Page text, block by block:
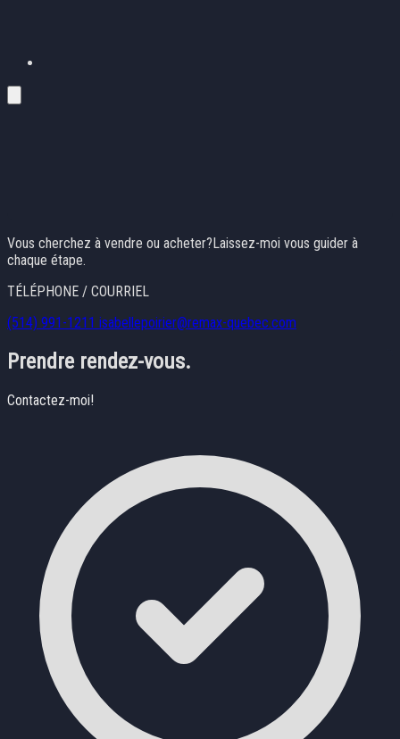
Vous cherchez à vendre ou acheter?Laissez-moi vous guider à
chaque étape.
TÉLÉPHONE / COURRIEL
(514) 991-1211 isabellepoirier@remax-quebec.com
Prendre rendez-vous.
Contactez-moi!